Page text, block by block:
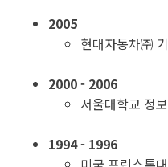
2005
현대자동차㈜
2000 - 2006
서울대학교 정
1994 - 1996